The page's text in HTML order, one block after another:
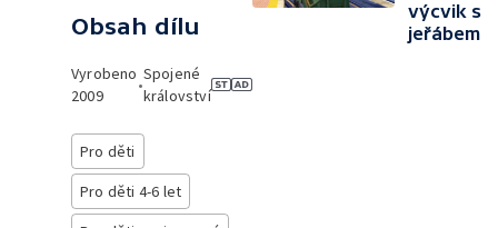
Obsah dílu
Vyrobeno
2009
•
Spojené
království
Pro děti
Pro děti 4-6 let
výcvik s
jeřábem